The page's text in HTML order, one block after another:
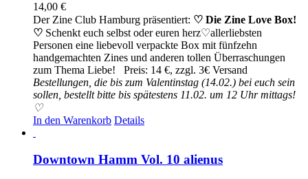
14,00 €
Der Zine Club Hamburg präsentiert: ♡ Die Zine Love Box!
♡ Schenkt euch selbst oder euren herz♡allerliebsten
Personen eine liebevoll verpackte Box mit fünfzehn
handgemachten Zines und anderen tollen Überraschungen
zum Thema Liebe! Preis: 14 €, zzgl. 3€ Versand
Bestellungen, die bis zum Valentinstag (14.02.) bei euch sein
sollen, bestellt bitte bis spätestens 11.02. um 12 Uhr mittags!
♡
In den Warenkorb Details
Downtown Hamm Vol. 10 alienus